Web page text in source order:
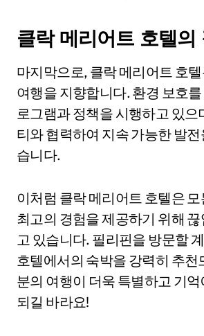
클락 메리어트 호텔의
마지막으로, 클락 메리어트 호
여행을 지향합니다. 환경 보호
로그램과 정책을 시행하고 있으
티와 협력하여 지속 가능한 발
습니다.
이처럼 클락 메리어트 호텔은
최고의 경험을 제공하기 위해
고 있습니다. 필리핀을 방문할
호텔에서의 숙박을 강력히 추천
분의 여행이 더욱 특별하고 기
되길 바라요!